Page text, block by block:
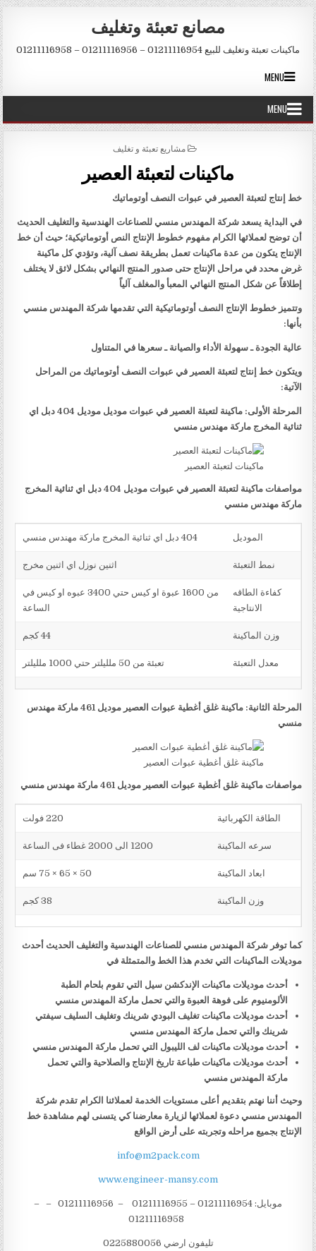
Skip to content
مصانع تعبئة وتغليف
ماكينات تعبئة وتغليف للبيع 01211116954 – 01211116956 – 01211116958
MENU
MENU
POSTED IN
مشاريع تعبئة و تغليف
ماكينات لتعبئة العصير
خط إنتاج لتعبئة العصير في عبوات النصف أوتوماتيك
في البداية يسعد شركة المهندس منسي للصناعات الهندسية والتغليف الحديث
أن توضح لعملائها الكرام مفهوم خطوط الإنتاج النص أوتوماتيكية؛ حيث أن خط
الإنتاج يتكون من عدة ماكينات تعمل بطريقة نصف آلية، وتؤدي كل ماكينة
غرض محدد في مراحل الإنتاج حتى صدور المنتج النهائي بشكل لائق لا يختلف
إطلاقاً عن شكل المنتج النهائي المعبأ والمغلف آلياً
وتتميز خطوط الإنتاج النصف أوتوماتيكية التي تقدمها شركة المهندس منسي
بأنها:
عالية الجودة ـ سهولة الأداء والصيانة ـ سعرها في المتناول
ويتكون خط إنتاج لتعبئة العصير في عبوات النصف أوتوماتيك من المراحل
الآتية:
المرحلة الأولى: ماكينة لتعبئة العصير في عبوات موديل موديل 404 دبل اي
ثنائية المخرج ماركة مهندس منسي
ماكينات لتعبئة العصير
مواصفات ماكينة لتعبئة العصير في عبوات موديل 404 دبل اي ثنائية المخرج
ماركة مهندس منسي
الموديل 404 دبل اي ثنائية المخرج ماركة مهندس منسي
نمط التعبئة اثنين نوزل اي اثنين مخرج
كفاءة الطاقه
الانتاجية
من 1600 عبوة او كيس حتي 3400 عبوه او كيس في
الساعة
وزن الماكينة 44 كجم
معدل التعبئة تعبئة من 50 ملليلتر حتي 1000 ملليلتر
المرحلة الثانية: ماكينة غلق أغطية عبوات العصير موديل 461 ماركة مهندس
منسي
ماكينة غلق أغطية عبوات العصير
مواصفات ماكينة غلق أغطية عبوات العصير موديل 461 ماركة مهندس منسي
الطاقة الكهربائية 220 فولت
سرعه الماكينة 1200 الى 2000 غطاء فى الساعة
ابعاد الماكينة 50 × 65 × 75 سم
وزن الماكينة 38 كجم
كما توفر شركة المهندس منسي للصناعات الهندسية والتغليف الحديث أحدث
موديلات الماكينات التي تخدم هذا الخط والمتمثلة في
أحدث موديلات ماكينات الإندكشن سيل التي تقوم بلحام الطبة
الألومنيوم على فوهة العبوة والتي تحمل ماركة المهندس منسي
أحدث موديلات ماكينات تغليف البودي شرينك وتغليف السليف سيفتي
شرينك والتي تحمل ماركة المهندس منسي
أحدث موديلات ماكينات لف الليبول التي تحمل ماركة المهندس منسي
أحدث موديلات ماكينات طباعة تاريخ الإنتاج والصلاحية والتي تحمل
ماركة المهندس منسي
وحيث أننا نهتم بتقديم أعلى مستويات الخدمة لعملائنا الكرام تقدم شركة
المهندس منسي دعوة لعملائها لزيارة معارضنا كي يتسنى لهم مشاهدة خط
الإنتاج بجميع مراحله وتجربته على أرض الواقع
info@m2pack.com
www.engineer-mansy.com
موبايل: 01211116954 – 01211116955 – 01211116956 – –
تليفون ارضي 0225880056